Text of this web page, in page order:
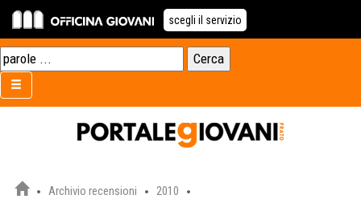
scegli il servizio
Archivio recensioni 2010